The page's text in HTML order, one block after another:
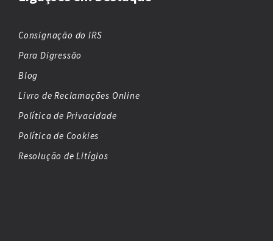
Consignação do IRS
Para Digressão
Blog
Livro de Reclamações Online
Política de Privacidade
Política de Cookies
Resolução de Litígios